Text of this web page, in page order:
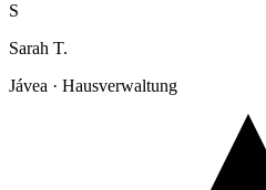
S
Sarah T.
Jávea · Hausverwaltung